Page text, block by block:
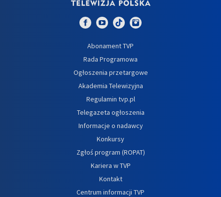
Abonament TVP
Rada Programowa
Ogłoszenia przetargowe
Akademia Telewizyjna
Regulamin tvp.pl
Telegazeta ogłoszenia
Informacje o nadawcy
Konkursy
Zgłoś program (ROPAT)
Kariera w TVP
Kontakt
Centrum informacji TVP